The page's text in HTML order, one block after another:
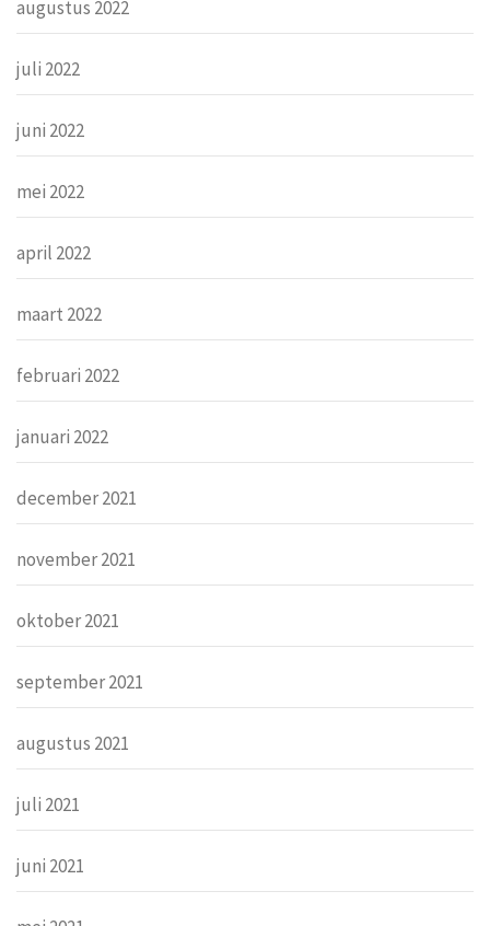
augustus 2022
juli 2022
juni 2022
mei 2022
april 2022
maart 2022
februari 2022
januari 2022
december 2021
november 2021
oktober 2021
september 2021
augustus 2021
juli 2021
juni 2021